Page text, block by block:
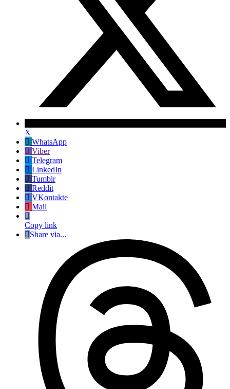
X
WhatsApp
Viber
Telegram
LinkedIn
Tumblr
Reddit
VKontakte
Mail
Copy link
Share via...